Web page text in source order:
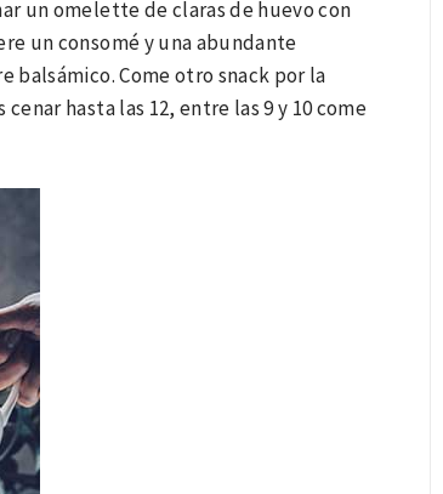
un omelette de claras de huevo con
un consomé y una abundante
balsámico. Come otro snack por la
hasta las 12, entre las 9 y 10 come